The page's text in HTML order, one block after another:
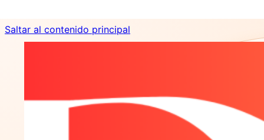
Saltar al contenido principal